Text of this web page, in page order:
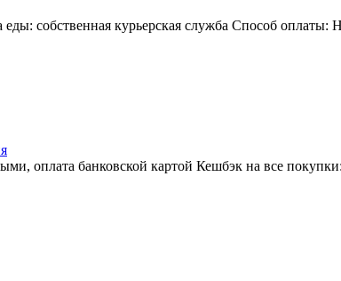
собственная курьерская служба Способ
оплата банковской картой Кешбэк на все